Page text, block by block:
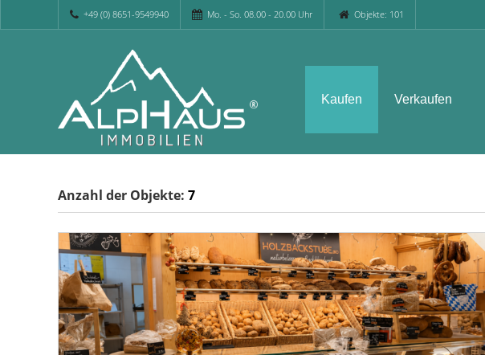
+49 (0) 8651-9549940 Mo. - So. 08.00 - 20.00 Uhr Objekte: 101
Kaufen Verkaufen
Anzahl der Objekte: 7